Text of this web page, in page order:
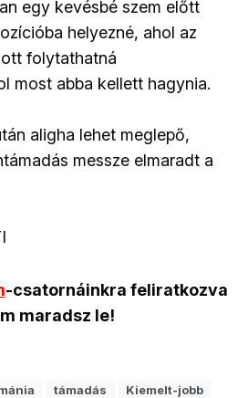
egy kevésbé szem előtt
helyezné, ahol az
folytathatná
most abba kellett hagynia.
aligha lehet meglepő,
messze elmaradt a
-csatornáinkra feliratkozva
maradsz le!
támadás Kiemelt-jobb